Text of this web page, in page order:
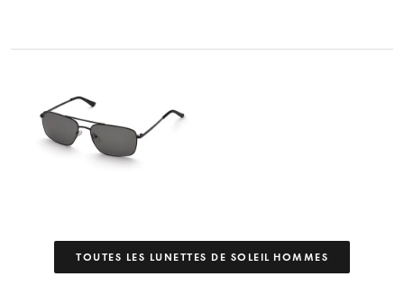
TOUTES LES LUNETTES DE SOLEIL HOMMES